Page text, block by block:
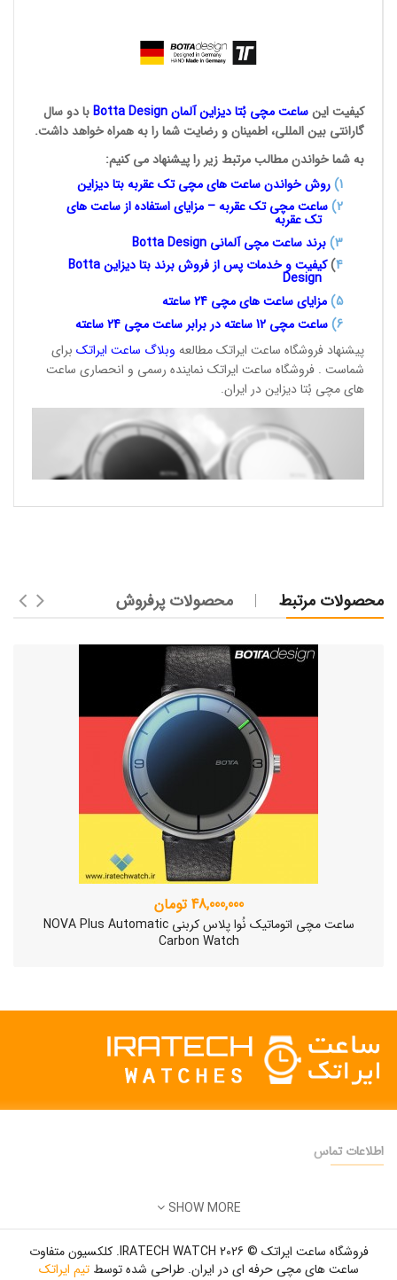
کیفیت اینساعت مچی بُتادیزاین آلمانBotta Designبا دو سال
گارانتی بین المللی، اطمینان و رضایت شما را به همراه خواهد داشت.
به شما خواندن مطالب مرتبط زیر را پیشنهاد می کنیم:
1
)روش خواندن ساعت های مچی تکعقربه بتا دیزاین
2) ساعت مچی تک عقربه – مزایای استفاده از ساعت های
تک عقربه
3
)برند ساعت مچی آلمانی Botta Design
4
)کیفیت و خدمات پس از فروش برند بتا دیزاینBotta
Design
5) مزایای ساعت های مچی 24
ساعته
6) ساعت مچی 12 ساعته در برابر ساعت
مچی 24 ساعته
پیشنهاد فروشگاه ساعت ایراتک مطالعه وبلاگ ساعت ایراتک برای
شماست . فروشگاه ساعت ایراتک نماینده رسمی و انحصاری ساعت
های مچی بُتا دیزاین در ایران.
محصولات مرتبط محصولات پرفروش
48,000,000 تومان
ساعت مچی اتوماتیک نُوا پلاس کربنی NOVA Plus Automatic
Carbon Watch
ساعت مچی سوئیسی SLOW "AM/PM" – 01..
12,500,000 تومان
اطلاعات تماس
ایمیل:
زمان کاری:8 صبح تا 5 عصر
SHOW MORE
فروشگاه ساعت ایراتک © 2026 IRATECH WATCH. کلکسیون متفاوت
ساعت های مچی حرفه ای در ایران. طراحی شده توسطتیم ایراتک